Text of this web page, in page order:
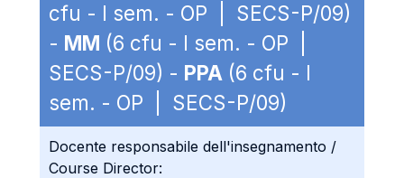
cfu - I sem. - OP | SECS-P/09)
- MM (6 cfu - I sem. - OP |
SECS-P/09) - PPA (6 cfu - I
sem. - OP | SECS-P/09)
Docente responsabile dell'insegnamento /
Course Director: